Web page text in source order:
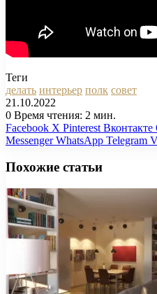
Теги
делать интерьер полк совет
21.10.2022
0 Время чтения: 2 мин.
Facebook X Pinterest Вконтакте
Messenger WhatsApp Telegram
Похожие статьи